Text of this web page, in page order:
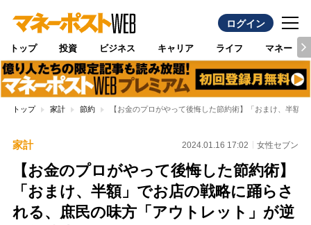
ログイン
トップ 投資 ビジネス キャリア ライフ マネー
トップ 家計 節約 【お金のプロがやって後悔した節約術】「おまけ、半額
家計 2024.01.16 17:02 女性セブン
【お金のプロがやって後悔した節約術】
「おまけ、半額」でお店の戦略に踊らさ
れる、庶民の味方「アウトレット」が逆